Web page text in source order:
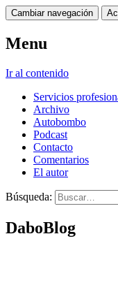
Cambiar navegación
Menu
Ir al contenido
Servicios
Archivo
Autobombo
Podcast
Contacto
Comentarios
El autor
Búsqueda:
DaboBlog